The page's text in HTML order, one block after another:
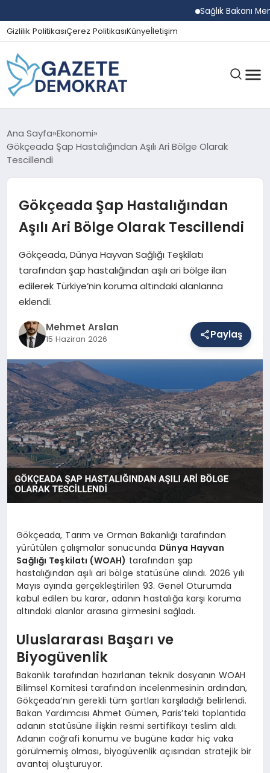
Sağlık Bakanı
Gizlilik PolitikasıÇerez PolitikasıKünyeİletişim
GÜNDEM
EKONOMI
SPOR
MAGAZIN
DÜNYA
YAŞAM
Ana Sayfa Ekonomi
Gökçeada Şap Hastalığından Aşılı Ari Bölge Olarak
Tescillendi
Gökçeada Şap Hastalığından
Aşılı Ari Bölge Olarak Tescillendi
Gökçeada, Dünya Hayvan Sağlığı Teşkilatı
tarafından şap hastalığından aşılı ari bölge ilan
edilerek Türkiye’nin koruma altındaki alanlarına
eklendi.
Mehmet Arslan
15 Haziran 2026 Paylaş
Gökçeada, Tarım ve Orman Bakanlığı tarafından
yürütülen çalışmalar sonucunda Dünya Hayvan
Sağlığı Teşkilatı (WOAH) tarafından şap
hastalığından aşılı ari bölge statüsüne alındı. 2026 yılı
Mayıs ayında gerçekleştirilen 93. Genel Oturumda
kabul edilen bu karar, adanın hastalığa karşı koruma
altındaki alanlar arasına girmesini sağladı.
Uluslararası Başarı ve
Biyogüvenlik
Bakanlık tarafından hazırlanan teknik dosyanın WOAH
Bilimsel Komitesi tarafından incelenmesinin ardından,
Gökçeada’nın gerekli tüm şartları karşıladığı belirlendi.
Bakan Yardımcısı Ahmet Gümen, Paris’teki toplantıda
adanın statüsüne ilişkin resmi sertifikayı teslim aldı.
Adanın coğrafi konumu ve bugüne kadar hiç vaka
görülmemiş olması, biyogüvenlik açısından stratejik bir
avantaj oluşturuyor.